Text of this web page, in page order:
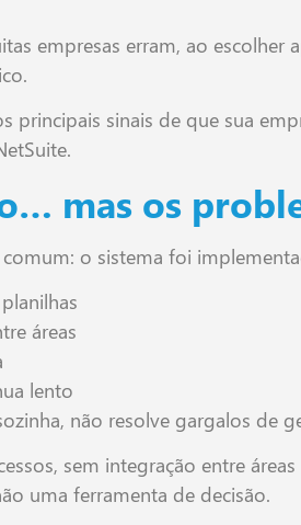
empresas erram, ao
principais sinais de que sua
mas os
o sistema foi
áreas
lento
não resolve gargalos de
sem integração entre
uma ferramenta de decisão.